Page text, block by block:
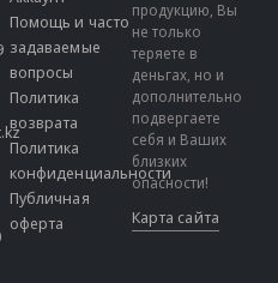
Помощь и часто
задаваемые
вопросы
Политика
возврата
Политика
конфиденциальности
Публичная
оферта
продукцию, Вы
не только
теряете в
деньгах, но и
дополнительно
подвергаете
себя и Ваших
близких
опасности!
Карта сайта